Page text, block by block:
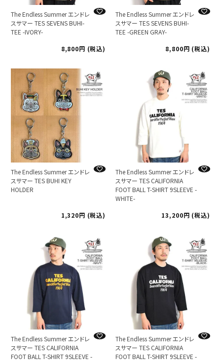
The Endless Summer エンドレ
スサマー TES SEVENS BUHI-
TEE -IVORY-
8,800
税込
The Endless Summer エンドレ
スサマー TES SEVENS BUHI-
TEE -GREEN GRAY-
8,800
税込
The Endless Summer エンドレ
スサマー TES BUHI KEY
HOLDER
1,320 税込
The Endless Summer エンドレ
スサマー TES CALIFORNIA
FOOT BALL T-SHIRT 9SLEEVE -
WHITE-
13,200
税込
The Endless Summer エンドレ
スサマー TES CALIFORNIA
FOOT BALL T-SHIRT 9SLEEVE -
The Endless Summer エンドレ
スサマー TES CALIFORNIA
FOOT BALL T-SHIRT 9SLEEVE -